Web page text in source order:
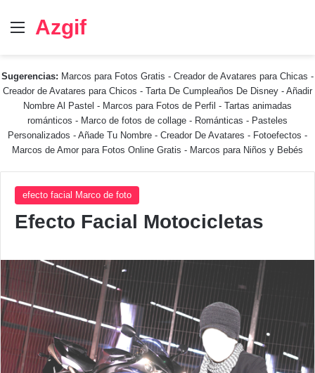
Menú
Azgif
Sugerencias: Marcos para Fotos Gratis - Creador de Avatares para Chicas -
Creador de Avatares para Chicos - Tarta De Cumpleaños De Disney - Añadir
Nombre Al Pastel - Marcos para Fotos de Perfil - Tartas animadas
románticos - Marco de fotos de collage - Románticas - Pasteles
Personalizados - Añade Tu Nombre - Creador De Avatares - Fotoefectos -
Marcos de Amor para Fotos Online Gratis - Marcos para Niños y Bebés
efecto facial Marco de foto
Efecto Facial Motocicletas